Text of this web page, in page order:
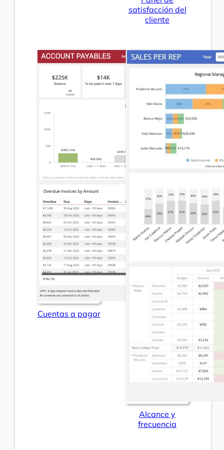
satisfacción del
cliente
Cuentas a pagar
Alcance y
frecuencia